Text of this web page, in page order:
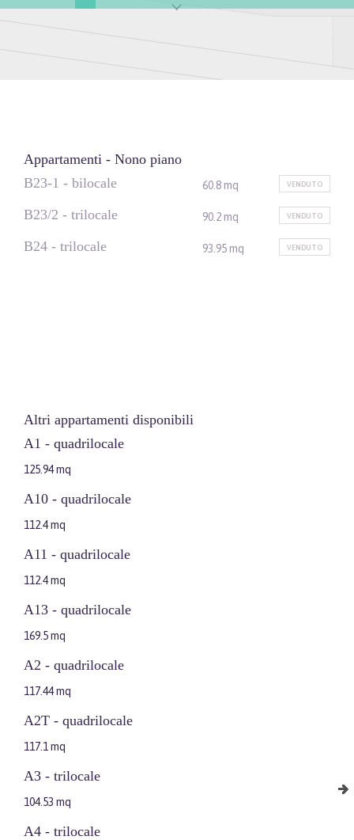
Appartamenti - Nono piano
B23-1 - bilocale
60.8 mq VENDUTO
B23/2 - trilocale 90.2 mq VENDUTO
B24 - trilocale 93.95 mq VENDUTO
Altri appartamenti disponibili
A1 - quadrilocale
125.94 mq
A10 - quadrilocale
112.4 mq
A11 - quadrilocale
112.4 mq
A13 - quadrilocale
169.5 mq
A2 - quadrilocale
117.44 mq
A2T - quadrilocale
117.1 mq
A3 - trilocale
104.53 mq
A4 - trilocale